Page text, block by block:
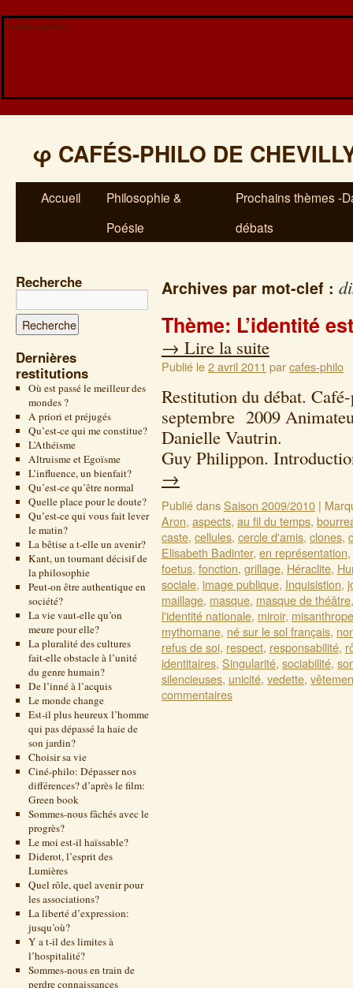
Veuillez patienter...
φ CAFÉS-PHILO DE
Accueil
Philosophie &
Poésie
Prochains thèmes -
débats
Recherche
Dernières
restitutions
Où est passé le meilleur des
mondes ?
A priori et préjugés
Qu’est-ce qui me constitue?
L’Athéisme
Altruisme et Egoïsme
L’influence, un bienfait?
Qu’est-ce qu’être normal
Quelle place pour le doute?
Qu’est-ce qui vous fait lever
le matin?
La bêtise a t-elle un avenir?
Kant, un tournant décisif de
la philosophie
Peut-on être authentique en
société?
La vie vaut-elle qu’on
meure pour elle?
La pluralité des cultures
fait-elle obstacle à l’unité
du genre humain?
De l’inné à l’acquis
Le monde change
Est-il plus heureux l’homme
qui pas dépassé la haie de
son jardin?
Choisir sa vie
Ciné-philo: Dépasser nos
différences? d’après le film:
Green book
Sommes-nous fâchés avec le
progrès?
Le moi est-il haïssable?
Diderot, l’esprit des
Lumières
Quel rôle, quel avenir pour
les associations?
La liberté d’expression:
jusqu’où?
Y a t-il des limites à
l’hospitalité?
Sommes-nous en train de
perdre connaissances
Archives par mot-clef :
Thème: L’identité
→ Lire la suite
Publié le2 avril 2011 parcafes-philo
Restitution du débat.
septembre 2009
Danielle
Guy Philippon.
→
Publié dansSaison 2009/2010 |
Aron, aspects, au fil du temps,
caste, cellules, cercle d'amis, clones,
Elisabeth Badinter, en représentation,
foetus, fonction, grillage, Héraclite,
sociale, image publique, Inquisistion,
maillage, masque, masque de théâtre
l'identité nationale, miroir, misanthrope
mythomane, né sur le sol français,
refus de soi, respect, responsabilité,
identitaires, Singularité, sociabilité,
silencieuses, unicité, vedette,
commentaires